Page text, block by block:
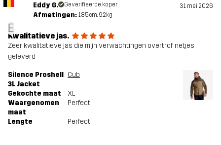
E
Eddy G. Geverifieerde koper 31 mei 2026
Afmetingen: 185cm, 92kg
Kwalitatieve jas.
Zeer kwalitatieve jas die mijn verwachtingen overtrof netjes
geleverd
Silence Proshell
3L Jacket
Cub
Gekochte maat
XL
Waargenomen
maat
Perfect
Lengte Perfect